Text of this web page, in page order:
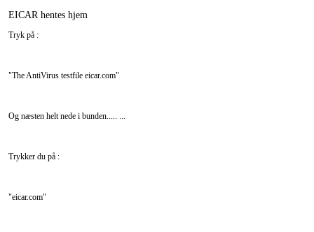
EICAR hentes hjem
Tryk på :
"The AntiVirus testfile eicar.com"
Og næsten helt nede i bunden..... ...
Trykker du på :
"eicar.com"